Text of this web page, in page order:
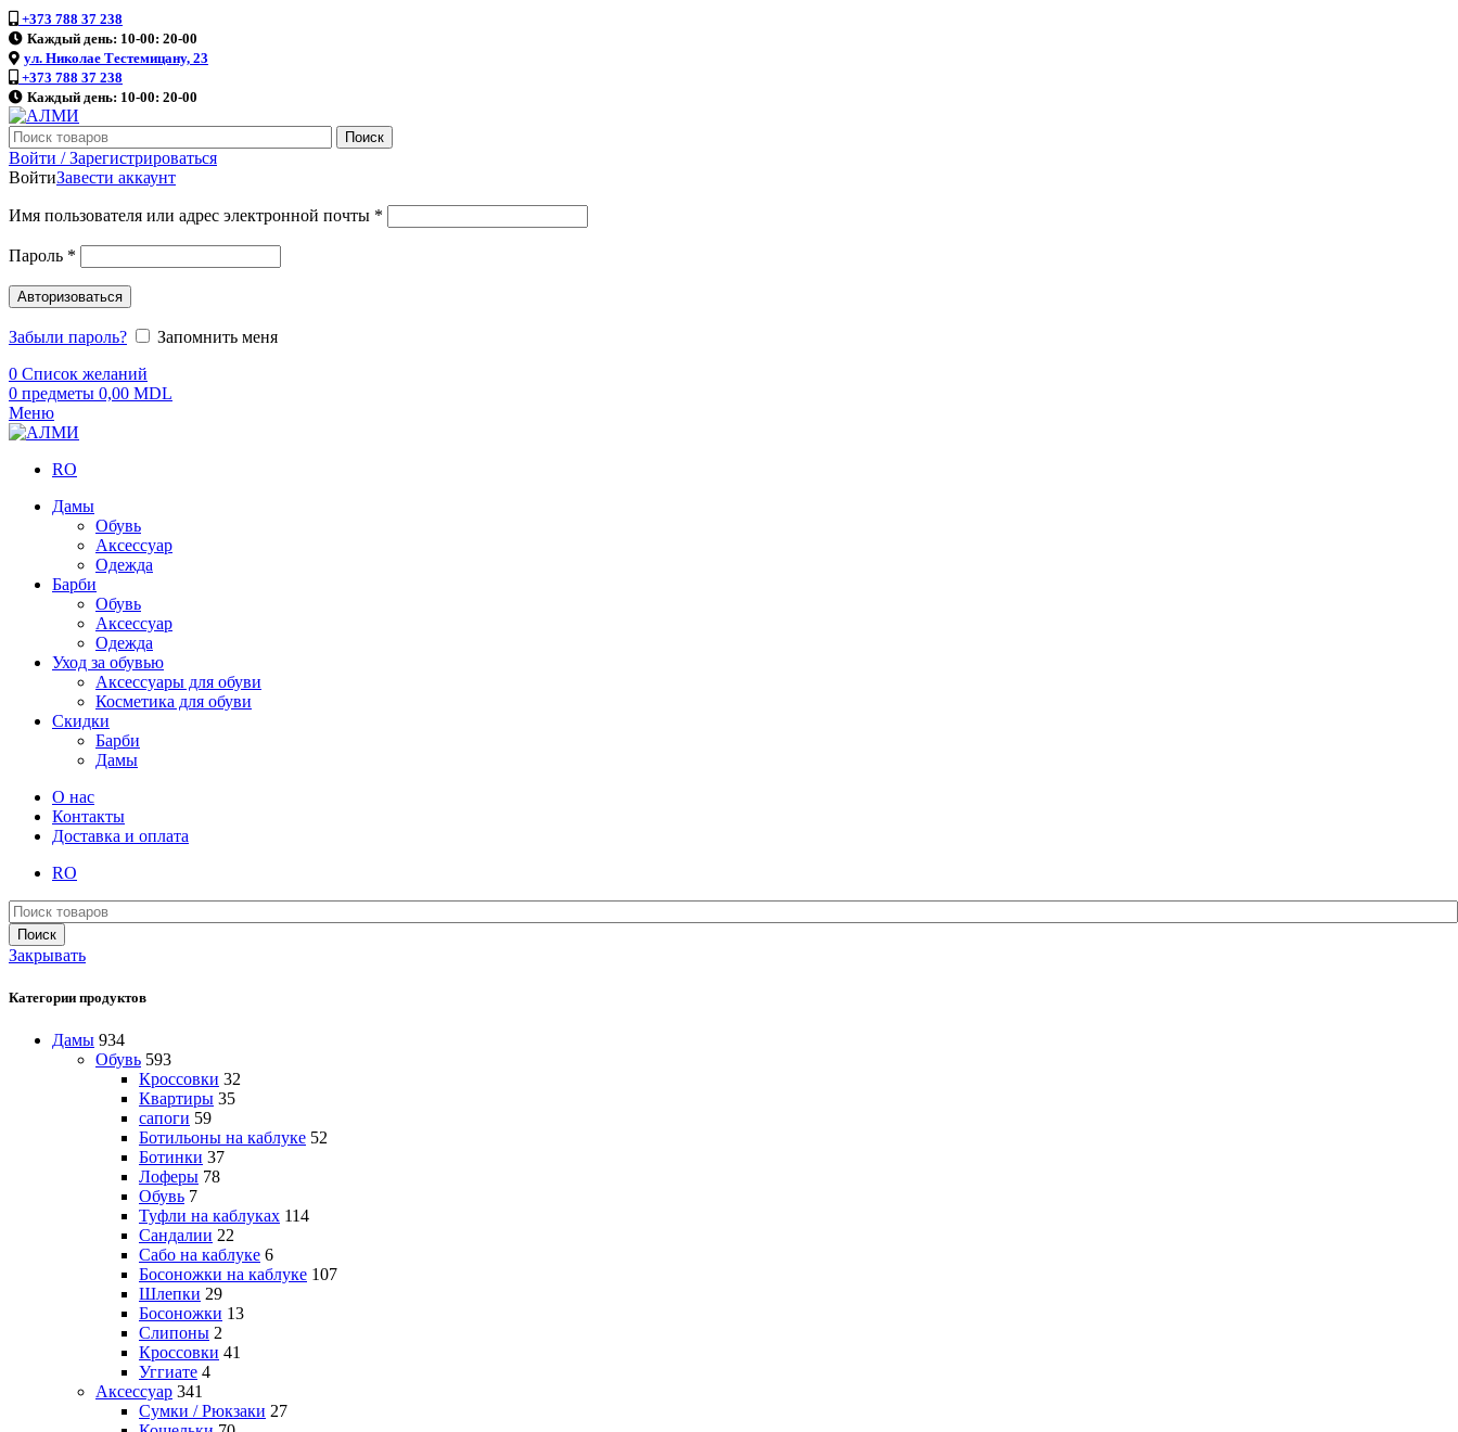
+373 788 37 238
Каждый день: 10-00: 20-00
ул. Николае Тестемицану, 23
+373 788 37 238
Каждый день: 10-00: 20-00
Поиск
Войти / Зарегистрироваться
ВойтиЗавести аккаунт
Имя пользователя или адрес электронной почты *
Пароль *
Авторизоваться
Забыли пароль?
Запомнить меня
0 Список желаний
0 предметы 0,00 MDL
Меню
RO
Дамы
Обувь
Аксессуар
Одежда
Барби
Обувь
Аксессуар
Одежда
Уход за обувью
Аксессуары для обуви
Косметика для обуви
Скидки
Барби
Дамы
О нас
Контакты
Доставка и оплата
RO
Поиск
Закрывать
Категории продуктов
Дамы 934
Обувь 593
Кроссовки 32
Квартиры 35
сапоги 59
Ботильоны на каблуке 52
Ботинки 37
Лоферы 78
Обувь 7
Туфли на каблуках 114
Сандалии 22
Сабо на каблуке 6
Босоножки на каблуке 107
Шлепки 29
Босоножки 13
Слипоны 2
Кроссовки 41
Уггиате 4
Аксессуар 341
Сумки / Рюкзаки 27